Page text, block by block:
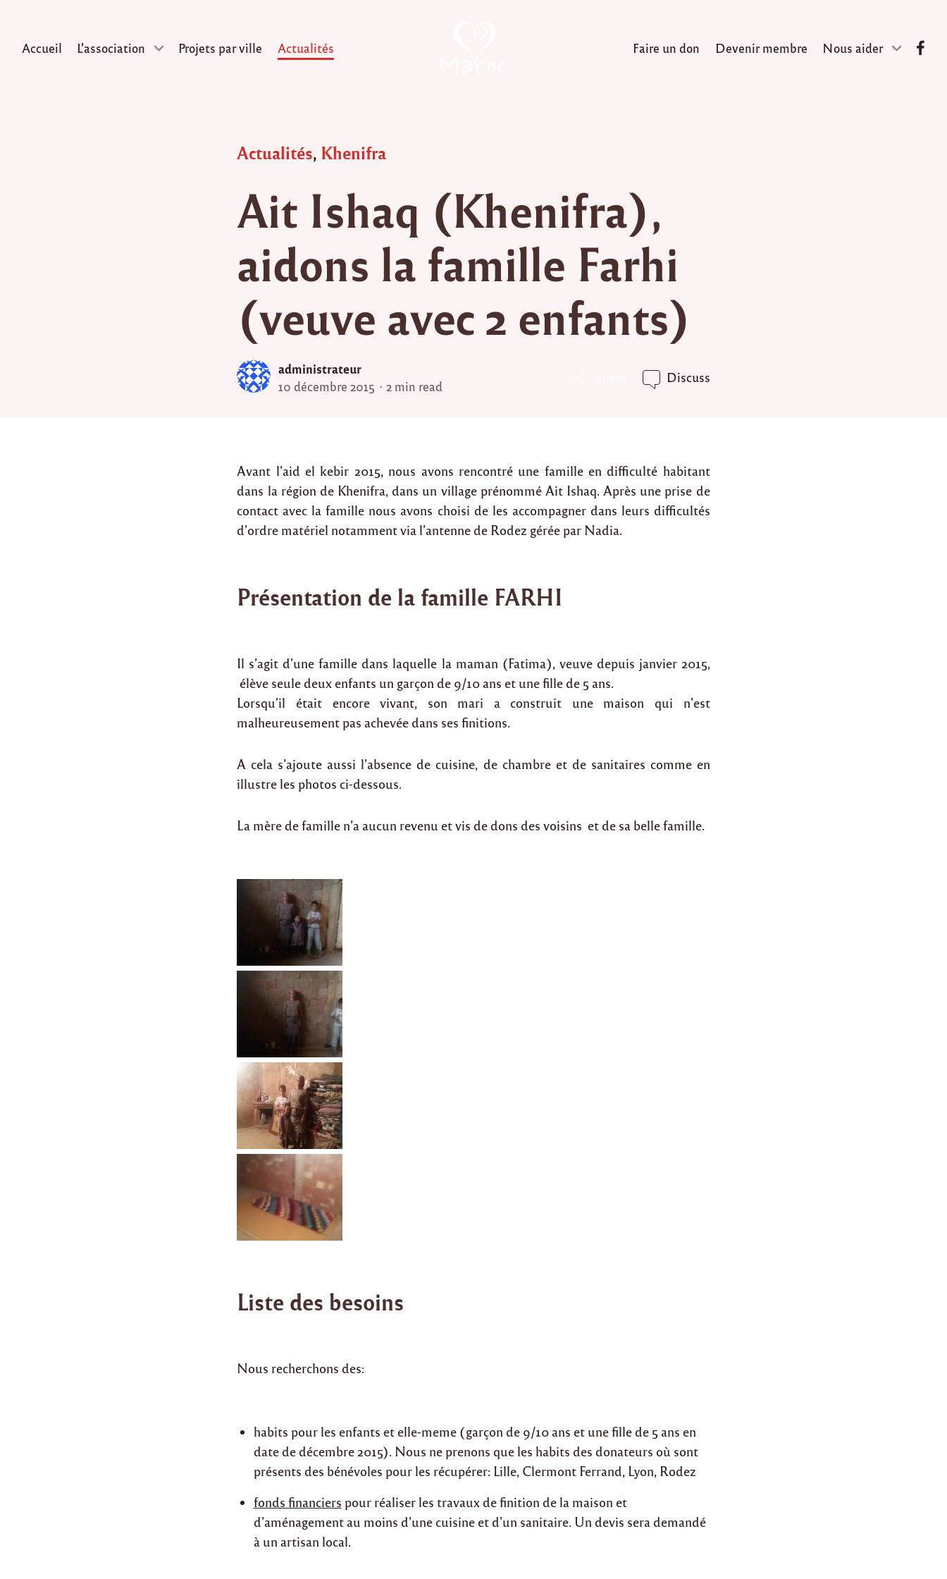
Accueil L’association Projets par ville Actualités Faire un don Devenir membre Nous aider
Posted
Actualités, Khenifra
Ait Ishaq (Khenifra),
aidons la famille Farhi
(veuve avec 2 enfants)
administrateur
10 décembre 2015 2 min read
Discuss
Avant l’aid el kebir 2015, nous avons rencontré une famille en difficulté habitant
dans la région de Khenifra, dans un village prénommé Ait Ishaq. Après une prise de
contact avec la famille nous avons choisi de les accompagner dans leurs difficultés
d’ordre matériel notamment via l’antenne de Rodez gérée par Nadia.
Présentation de la famille FARHI
Il s’agit d’une famille dans laquelle la maman (Fatima), veuve depuis janvier 2015,
élève seule deux enfants un garçon de 9/10 ans et une fille de 5 ans.
Lorsqu’il était encore vivant, son mari a construit une maison qui n’est
malheureusement pas achevée dans ses finitions.
A cela s’ajoute aussi l’absence de cuisine, de chambre et de sanitaires comme en
illustre les photos ci-dessous.
La mère de famille n’a aucun revenu et vis de dons des voisins et de sa belle famille.
Liste des besoins
Nous recherchons des:
habits pour les enfants et elle-meme (garçon de 9/10 ans et une fille de 5 ans en
date de décembre 2015). Nous ne prenons que les habits des donateurs où sont
présents des bénévoles pour les récupérer: Lille, Clermont Ferrand, Lyon, Rodez
fonds financiers pour réaliser les travaux de finition de la maison et
d’aménagement au moins d’une cuisine et d’un sanitaire. Un devis sera demandé
à un artisan local.